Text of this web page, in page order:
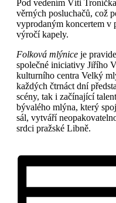
Pod vedením Víti
věrných posluchačů, což
vyprodaným koncertem v
výročí kapely.
Folková mlýnice je
společné iniciativy Jiřího
kulturního centra Velký
každých čtrnáct dní
scény, tak i začínající
bývalého mlýna, který
sál, vytváří
srdci pražské Libně.